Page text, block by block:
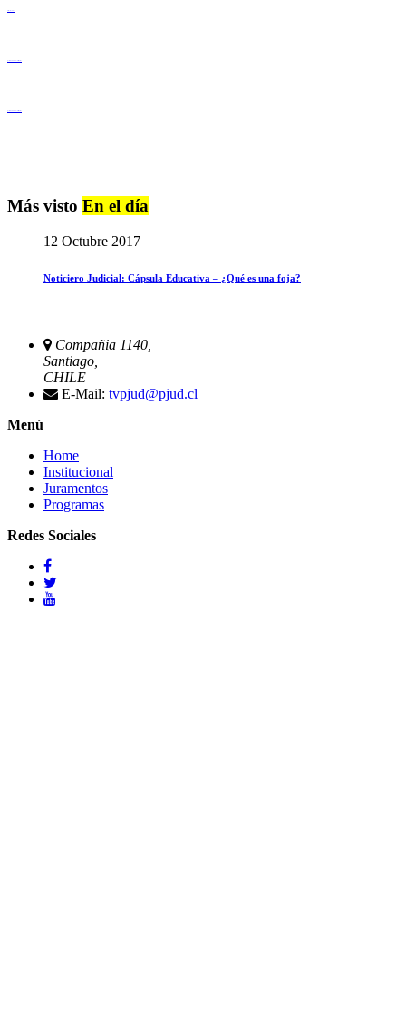
Más visto En el día
12 Octubre 2017
Noticiero Judicial: Cápsula Educativa – ¿Qué es una foja?
Compañia 1140,
Santiago,
CHILE
E-Mail: tvpjud@pjud.cl
Menú
Home
Institucional
Juramentos
Programas
Redes Sociales